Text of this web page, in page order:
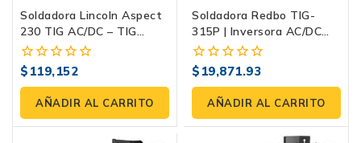
Soldadora Lincoln Aspect
230 TIG AC/DC – TIG
Profesional
0
fuera
5
$ 119,152
AÑADIR AL CARRITO
Soldadora Redbo TIG-
315P | Inversora AC/DC
Trifásica Con Pulso TIG Y
Arranque HF
0
fuera
5
$ 19,871.93
AÑADIR AL CARRITO